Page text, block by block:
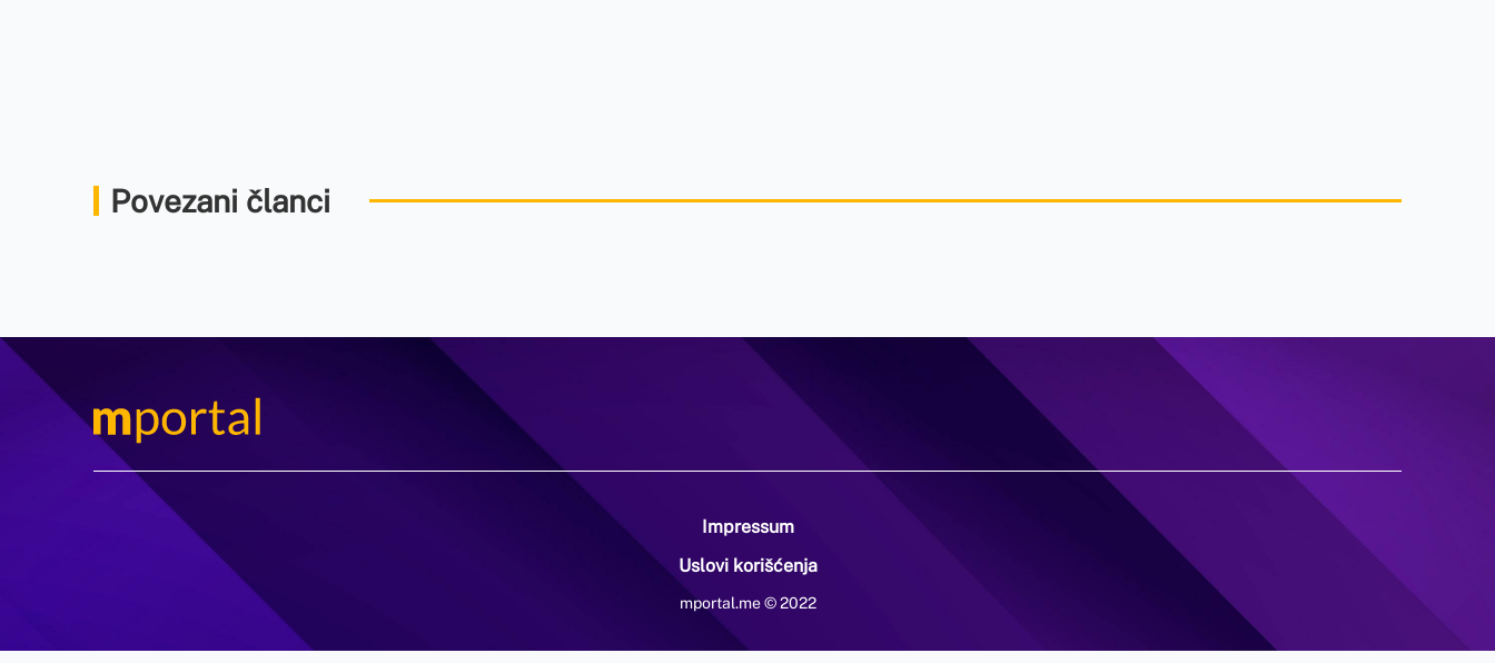
Povezani članci
Impressum
Uslovi korišćenja
mportal.me © 2022